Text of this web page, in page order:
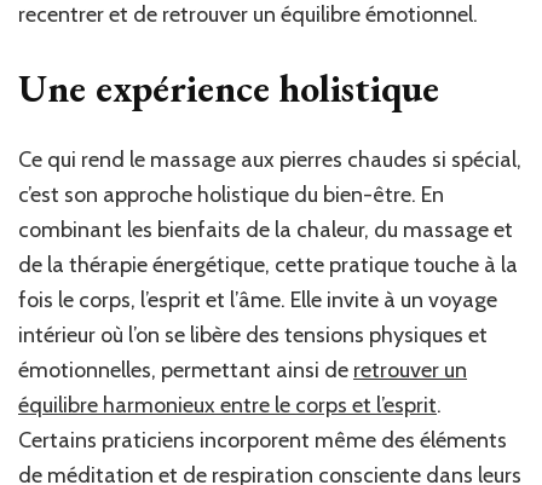
recentrer et de retrouver un équilibre émotionnel.
Une expérience holistique
Ce qui rend le massage aux pierres chaudes si spécial,
c’est son approche holistique du bien-être. En
combinant les bienfaits de la chaleur, du massage et
de la thérapie énergétique, cette pratique touche à la
fois le corps, l’esprit et l’âme. Elle invite à un voyage
intérieur où l’on se libère des tensions physiques et
émotionnelles, permettant ainsi de retrouver un
équilibre harmonieux entre le corps et l’esprit.
Certains praticiens incorporent même des éléments
de méditation et de respiration consciente dans leurs